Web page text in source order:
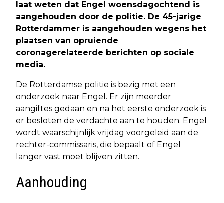
laat weten dat Engel woensdagochtend is
aangehouden door de politie. De 45-jarige
Rotterdammer is aangehouden wegens het
plaatsen van opruiende
coronagerelateerde berichten op sociale
media.
De Rotterdamse politie is bezig met een
onderzoek naar Engel. Er zijn meerder
aangiftes gedaan en na het eerste onderzoek is
er besloten de verdachte aan te houden. Engel
wordt waarschijnlijk vrijdag voorgeleid aan de
rechter-commissaris, die bepaalt of Engel
langer vast moet blijven zitten.
Aanhouding